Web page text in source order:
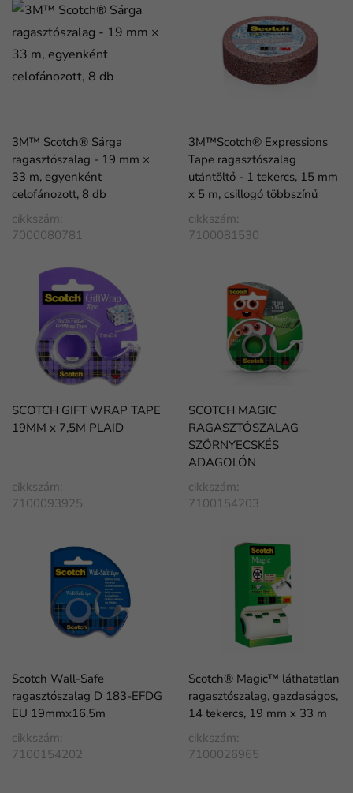
3M™ Scotch® Sárga
ragasztószalag - 19 mm ×
33 m, egyenként
celofánozott, 8 db
cikkszám:
7000080781
3M™Scotch® Expressions
Tape ragasztószalag
utántöltő - 1 tekercs, 15 mm
x 5 m, csillogó többszínű
cikkszám:
7100081530
SCOTCH GIFT WRAP TAPE
19MM x 7,5M PLAID
cikkszám:
7100093925
SCOTCH MAGIC
RAGASZTÓSZALAG
SZÖRNYECSKÉS
ADAGOLÓN
cikkszám:
7100154203
Scotch Wall-Safe
ragasztószalag D 183-EFDG
EU 19mmx16.5m
cikkszám:
7100154202
Scotch® Magic™ láthatatlan
ragasztószalag, gazdaságos,
14 tekercs, 19 mm x 33 m
cikkszám:
7100026965